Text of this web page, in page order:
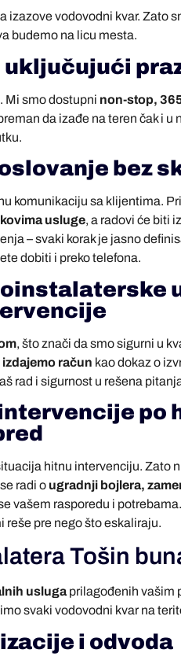
izazove vodovodni kvar. Zato
budemo na licu mesta.
Mi smo dostupni non-stop,
da izađe na teren čak i
bez
komunikaciju sa klijentima.
usluge, a radovi će biti
– svaki korak je jasno
dobiti i preko telefona.
, što znači da smo sigurni u
izdajemo račun kao dokaz o
rad i sigurnost u rešena
po
hitnu intervenciju. Zato
radi o ugradnji bojlera,
vašem rasporedu i
reše pre nego što eskaliraju.
Tošin
uslugaprilagođenih vašim
svaki vodovodni kvar na
i odvoda